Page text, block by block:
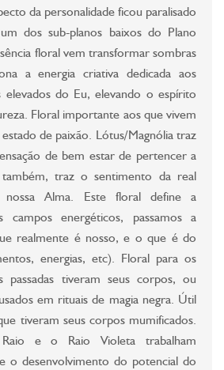
da personalidade ficou paralisado
dos sub-planos baixos do Plano
floral vem transformar sombras
a energia criativa dedicada aos
elevados do Eu, elevando o espírito
Floral importante aos que vivem
de paixão. Lótus/Magnólia traz
de bem estar de pertencer a
traz o sentimento da real
nossa Alma. Este floral define a
campos energéticos, passamos a
realmente é nosso, e o que é do
energias, etc). Floral para os
passadas tiveram seus corpos, ou
em rituais de magia negra. Útil
tiveram seus corpos mumificados.
e o Raio Violeta trabalham
o desenvolvimento do potencial do